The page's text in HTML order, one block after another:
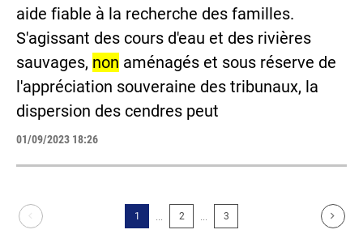
aide fiable à la recherche des familles.
S'agissant des cours d'eau et des rivières
sauvages, non aménagés et sous réserve de
l'appréciation souveraine des tribunaux, la
dispersion des cendres peut
01/09/2023 18:26
1 2 3